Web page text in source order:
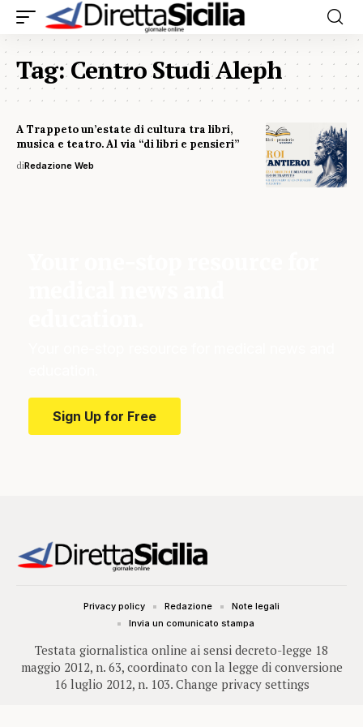
Tag:Centro Studi Aleph
A Trappeto un’estate di cultura tra libri,
musica e teatro. Al via “di libri e pensieri”
diRedazione Web
Sign Up for Free
Testata giornalistica online ai sensi decreto-legge 18
maggio 2012, n. 63, coordinato con la legge di conversione
16 luglio 2012, n. 103. Change privacy settings
Privacy policy Redazione
Note legali
Invia un comunicato stampa